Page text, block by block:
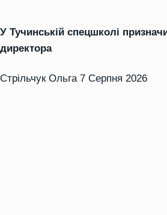
У Тучинській спецшколі
директора
Стрільчук Ольга 7 Серпня 2026